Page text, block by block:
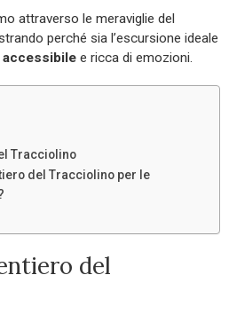
attraverso le meraviglie del
perché sia l’escursione ideale
accessibile e ricca di emozioni.
Tracciolino
del Tracciolino per le
del